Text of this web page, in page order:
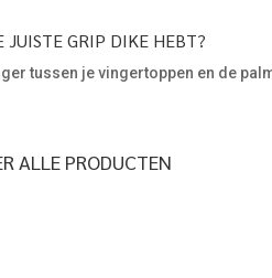
JUISTE GRIP DIKE HEBT?
tussen je vingertoppen en de
ALLE PRODUCTEN